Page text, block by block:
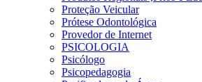
Proteção Veicular
Prótese Odontológica
Provedor de Internet
PSICOLOGIA
Psicólogo
Psicopedagogia